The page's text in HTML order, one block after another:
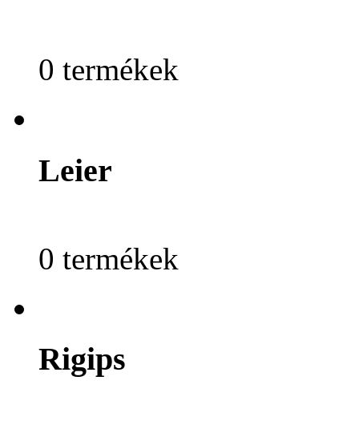
0 termékek
Leier
0 termékek
Rigips